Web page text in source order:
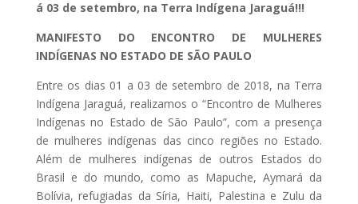
á 03 de setembro, na Terra Indígena Jaraguá!!!
MANIFESTO DO ENCONTRO DE MULHERES
INDÍGENAS NO ESTADO DE SÃO PAULO
Entre os dias 01 a 03 de setembro de 2018, na Terra
Indígena Jaraguá, realizamos o “Encontro de Mulheres
Indígenas no Estado de São Paulo”, com a presença
de mulheres indígenas das cinco regiões no Estado.
Além de mulheres indígenas de outros Estados do
Brasil e do mundo, como as Mapuche, Aymará da
Bolívia, refugiadas da Síria, Haiti, Palestina e Zulu da